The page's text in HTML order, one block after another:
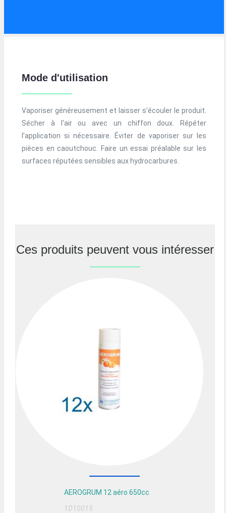
Mode d'utilisation
Vaporiser généreusement et laisser s'écouler le produit.
Sécher à l'air ou avec un chiffon doux. Répéter
l'application si nécessaire. Éviter de vaporiser sur les
pièces en caoutchouc. Faire un essai préalable sur les
surfaces réputées sensibles aux hydrocarbures.
Ces produits peuvent vous intéresser
AEROGRUM 12 aéro 650cc
1D10015